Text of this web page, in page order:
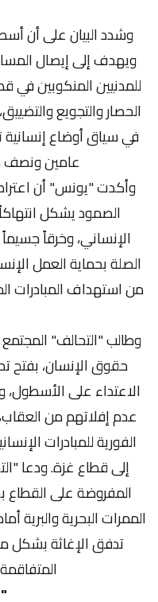
وشدد البيان على أن
ويهدف إلى إيصال
للمدنيين المنكوبين
الحصار والتجويع
في سياق أوضاع إنسانية
عامين ونصف
وأكدت "يونس" أن
الصمود يشكل
الإنساني، وخرقاً جسيماً
الصلة بحماية العمل
من استهداف المبادرات
وطالب "التحالف"
حقوق الإنسان،
الاعتداء على
عدم إفلاتهم من العقاب،
الفورية للمبادرات
إلى قطاع غزة. ودعا
المفروضة على
الممرات البحرية والبرية
تدفق الإغاثة بشكل